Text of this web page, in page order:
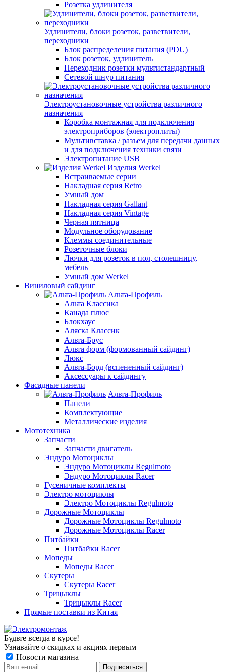
Розетка удлинителя
Удлинители, блоки розеток, разветвители,
переходники
Блок распределения питания (PDU)
Блок розеток, удлинитель
Переходник розетки мультистандартный
Сетевой шнур питания
Электроустановочные устройства различного
назначения
Коробка монтажная для подключения
электроприборов (электроплиты)
Мультивставка / разъем для передачи данных
и для подключения техники связи
Электропитание USB
Изделия Werkel
Встраиваемые серии
Накладная серия Retro
Умный дом
Накладная серия Gallant
Накладная серия Vintage
Черная пятница
Модульное оборудование
Клеммы соединительные
Розеточные блоки
Лючки для розеток в пол, столешницу,
мебель
Умный дом Werkel
Виниловый сайдинг
Альта-Профиль
Альта Классика
Канада плюс
Блокхаус
Аляска Классик
Альта-Брус
Альта форм (формованный сайдинг)
Люкс
Альта-Борд (вспененный сайдинг)
Аксессуары к сайдингу
Фасадные панели
Альта-Профиль
Панели
Комплектующие
Металлические изделия
Мототехника
Запчасти
Запчасти двигатель
Эндуро Мотоциклы
Эндуро Мотоциклы Regulmoto
Эндуро Мотоциклы Racer
Гусеничные комплекты
Электро мотоциклы
Электро Мотоциклы Regulmoto
Дорожные Мотоциклы
Дорожные Мотоциклы Regulmoto
Дорожные Мотоциклы Racer
Питбайки
Питбайки Racer
Мопеды
Мопеды Racer
Скутеры
Скутеры Racer
Трицыклы
Трицыклы Racer
Прямые поставки из Китая
Будьте всегда в курсе!
Узнавайте о скидках и акциях первым
Новости магазина